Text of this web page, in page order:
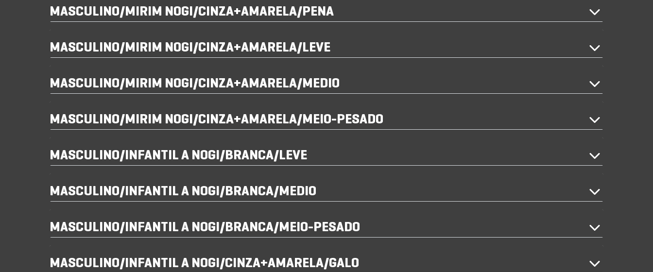
MASCULINO/MIRIM NOGI/CINZA+AMARELA/PENA
MASCULINO/MIRIM NOGI/CINZA+AMARELA/LEVE
MASCULINO/MIRIM NOGI/CINZA+AMARELA/MEDIO
MASCULINO/MIRIM NOGI/CINZA+AMARELA/MEIO-PESADO
MASCULINO/INFANTIL A NOGI/BRANCA/LEVE
MASCULINO/INFANTIL A NOGI/BRANCA/MEDIO
MASCULINO/INFANTIL A NOGI/BRANCA/MEIO-PESADO
MASCULINO/INFANTIL A NOGI/CINZA+AMARELA/GALO